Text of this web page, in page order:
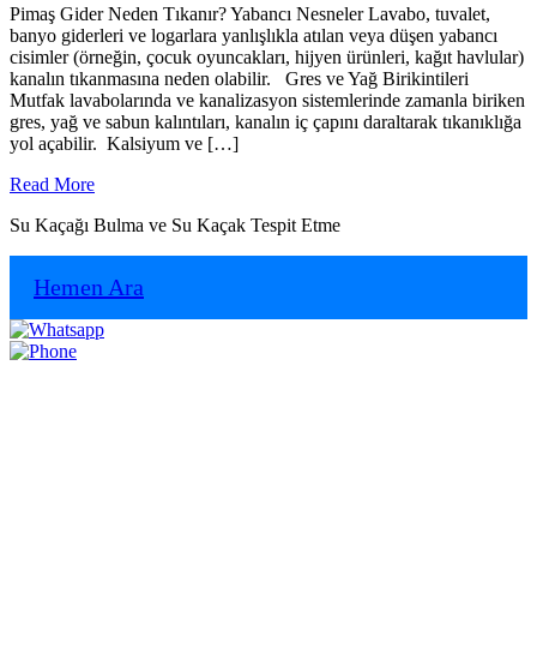
Tıkanır?
Pimaş Gider Neden Tıkanır? Yabancı Nesneler Lavabo, tuvalet,
banyo giderleri ve logarlara yanlışlıkla atılan veya düşen yabancı
cisimler (örneğin, çocuk oyuncakları, hijyen ürünleri, kağıt havlular)
kanalın tıkanmasına neden olabilir. Gres ve Yağ Birikintileri
Mutfak lavabolarında ve kanalizasyon sistemlerinde zamanla biriken
gres, yağ ve sabun kalıntıları, kanalın iç çapını daraltarak tıkanıklığa
yol açabilir. Kalsiyum ve […]
Read MoreRead
Su Kaçağı Bulma ve Su Kaçak Tespit Etme
Hemen Ara